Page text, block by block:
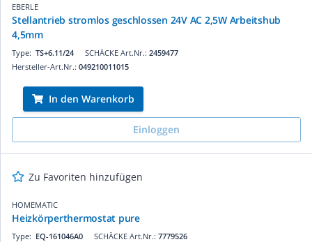
EBERLE
Stellantrieb stromlos geschlossen 24V AC 2,5W Arbeitshub
4,5mm
SCHÄCKE Art.Nr.: 2459477
Type: TS+6.11/24
Hersteller-Art.Nr.: 049210011015
In den Warenkorb
Einloggen
Zu Favoriten hinzufügen
HOMEMATIC
Heizkörperthermostat pure
SCHÄCKE Art.Nr.: 7779526
Type: EQ-161046A0